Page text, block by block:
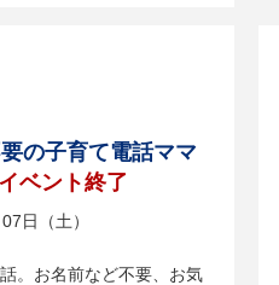
の子育て電話ママ
イベント終了
日（土）
。お名前など不要、お気